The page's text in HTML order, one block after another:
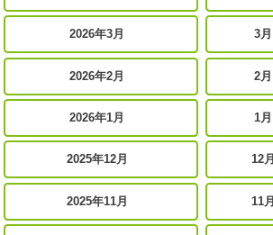
2026年3月 3
2026年2月 2
2026年1月 1
2025年12月 12
2025年11月 11